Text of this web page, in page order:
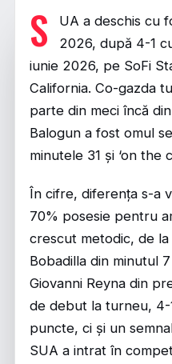
S
UA a deschis cu
2026, după 4-1
iunie 2026, pe SoFi
California. Co-gazda
parte din meci încă
Balogun a fost omul
minutele 31 și ‘on the
În cifre, diferența s-a
70% posesie pentru
crescut metodic, de
Bobadilla din minutul
Giovanni Reyna din
de debut la turneu, 4-
puncte, ci și un
SUA a intrat în